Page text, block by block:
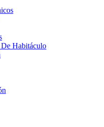
Habitáculo